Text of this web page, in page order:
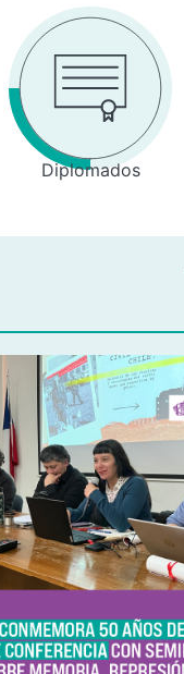
Diplomados